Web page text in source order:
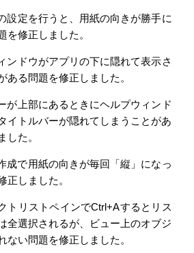
設定を行うと、用紙の向きが勝手に
を修正しました。
ンドウがアプリの下に隠れて表示さ
ある問題を修正しました。
が上部にあるときにヘルプウィンド
イトルバーが隠れてしまうことがあ
した。
成で用紙の向きが毎回「縦」になっ
正しました。
トリストペインでCtrl+Aするとリス
全選択されるが、ビュー上のオブジ
ない問題を修正しました。